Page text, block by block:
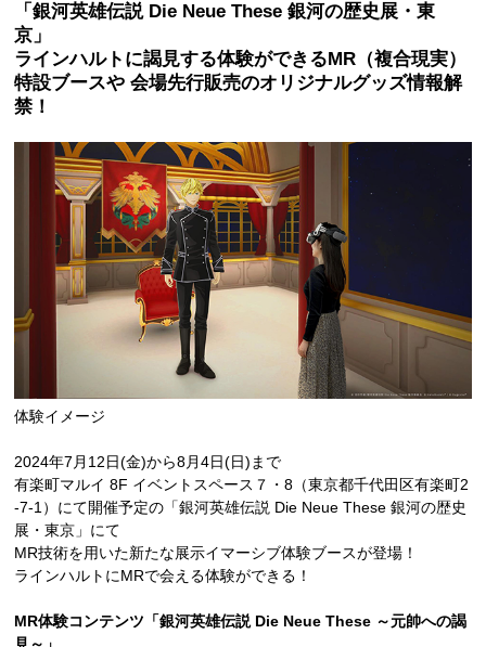
「銀河英雄伝説 Die Neue These 銀河の歴史展・東
京」
ラインハルトに謁見する体験ができるMR（複合現実）
特設ブースや 会場先行販売のオリジナルグッズ情報解
禁！
体験イメージ
2024年7月12日(金)から8月4日(日)まで
有楽町マルイ 8F イベントスペース７・8（東京都千代田区有楽町2
-7-1）にて開催予定の「銀河英雄伝説 Die Neue These 銀河の歴史
展・東京」にて
MR技術を用いた新たな展示イマーシブ体験ブースが登場！
ラインハルトにMRで会える体験ができる！
MR体験コンテンツ「銀河英雄伝説 Die Neue These ～元帥への謁